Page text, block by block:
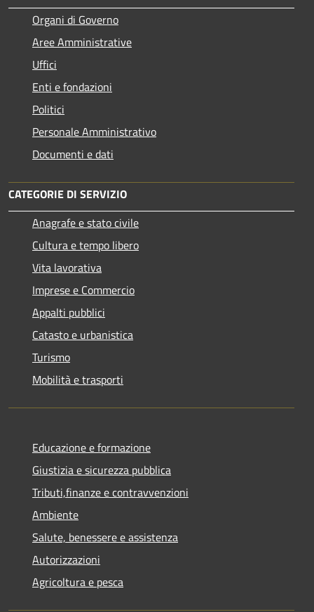
Organi di Governo
Aree Amministrative
Uffici
Enti e fondazioni
Politici
Personale Amministrativo
Documenti e dati
CATEGORIE DI SERVIZIO
Anagrafe e stato civile
Cultura e tempo libero
Vita lavorativa
Imprese e Commercio
Appalti pubblici
Catasto e urbanistica
Turismo
Mobilità e trasporti
Educazione e formazione
Giustizia e sicurezza pubblica
Tributi,finanze e contravvenzioni
Ambiente
Salute, benessere e assistenza
Autorizzazioni
Agricoltura e pesca